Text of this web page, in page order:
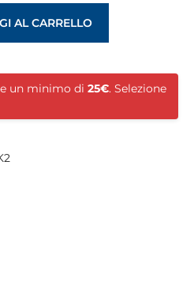
AL CARRELLO
un minimo di 25€. Selezione